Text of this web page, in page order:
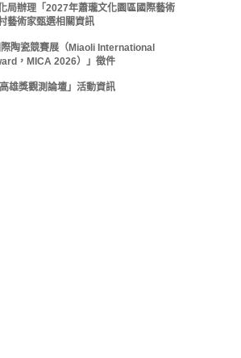
局辦理「2027年蕭瓏文化園區國際藝術
藝術家甄選相關資訊
際陶瓷競賽展（Miaoli International
，MICA 2026）」徵件
雄獎觀測論壇」活動資訊